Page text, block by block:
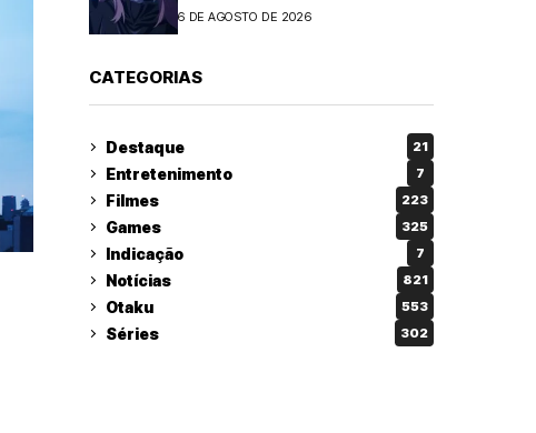
6 DE AGOSTO DE 2026
CATEGORIAS
Destaque 21
Entretenimento 7
Filmes 223
Games 325
Indicação 7
Notícias 821
Otaku 553
Séries 302